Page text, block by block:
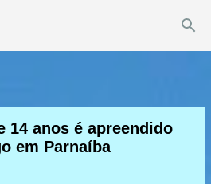
o conteúdo principal
14 anos é apreendido
em Parnaíba